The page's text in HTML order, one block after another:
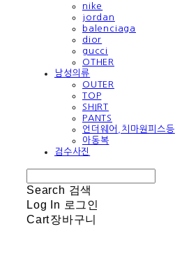
nike
jordan
balenciaga
dior
gucci
OTHER
남성의류
OUTER
TOP
SHIRT
PANTS
언더웨어,치마원피스등
아동복
검수사진
Search 검색
Log In 로그인
Cart장바구니